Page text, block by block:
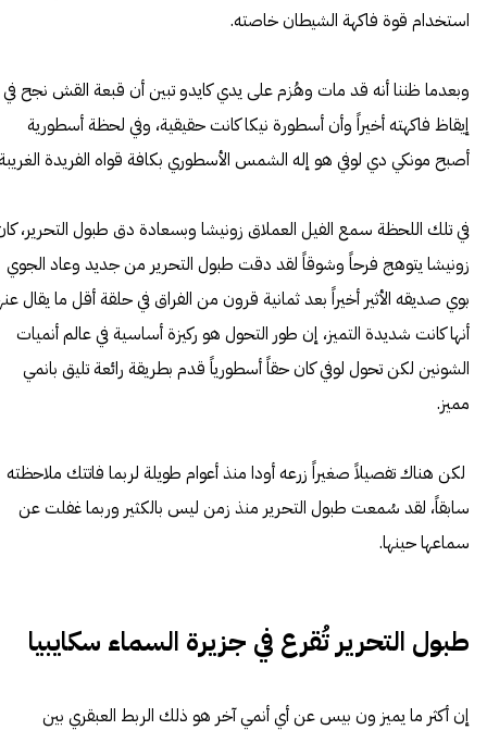
استخدام قوة فاكهة الشيطان خاصته.
وبعدما ظننا أنه قد مات وهُزم على يدي كايدو تبين أن قبعة القش نجح في
إيقاظ فاكهته أخيراً وأن أسطورة نيكا كانت حقيقية، وفي لحظة أسطورية
أصبح مونكي دي لوفي هو إله الشمس الأسطوري بكافة قواه الفريدة
في تلك اللحظة سمع الفيل العملاق زونيشا وبسعادة دق طبول التحرير،
زونيشا يتوهج فرحاً وشوقاً لقد دقت طبول التحرير من جديد وعاد الجوي
بوي صديقه الأثير أخيراً بعد ثمانية قرون من الفراق في حلقة أقل ما يقال
أنها كانت شديدة التميز، إن طور التحول هو ركيزة أساسية في عالم أنميات
الشونين لكن تحول لوفي كان حقاً أسطورياً قدم بطريقة رائعة تليق بانمي
مميز.
لكن هناك تفصيلاً صغيراً زرعه أودا منذ أعوام طويلة لربما فاتتك ملاحظته
سابقاً، لقد سُمعت طبول التحرير منذ زمن ليس بالكثير وربما غفلت عن
سماعها حينها.
طبول التحرير تُقرع في جزيرة السماء سكايبيا
إن أكثر ما يميز ون بيس عن أي أنمي آخر هو ذلك الربط العبقري بين